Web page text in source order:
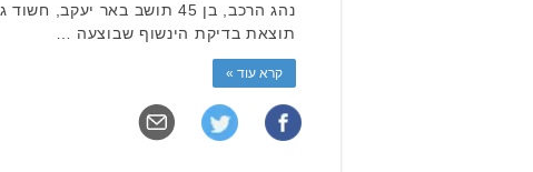
נהג הרכב, בן 45 תושב באר
תוצאת בדיקת הינשוף שבוצעה …
קרא עוד »